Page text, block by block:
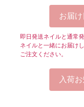
お届
即日発送ネイルと通常
ネイルと一緒にお届け
ご注文ください。
入荷